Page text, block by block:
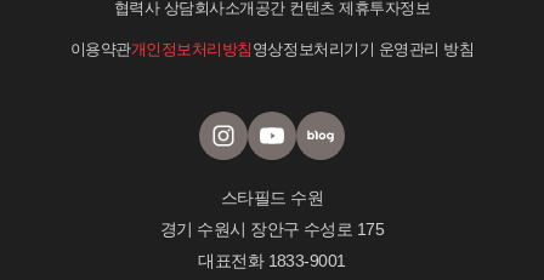
협력사 상담회사소개 공간 컨텐츠 제휴투자정보
이용약관개인정보처리방침 영상정보처리기기 운영관리 방침
스타필드 수원
경기 수원시 장안구 수성로 175
대표전화 1833-9001